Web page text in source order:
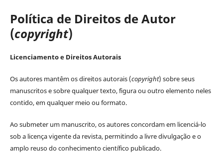
Política de Direitos de Autor
(copyright)
Licenciamento e Direitos Autorais
Os autores mantêm os direitos autorais (copyright) sobre seus
manuscritos e sobre qualquer texto, figura ou outro elemento neles
contido, em qualquer meio ou formato.
Ao submeter um manuscrito, os autores concordam em licenciá-lo
sob a licença vigente da revista, permitindo a livre divulgação e o
amplo reuso do conhecimento científico publicado.